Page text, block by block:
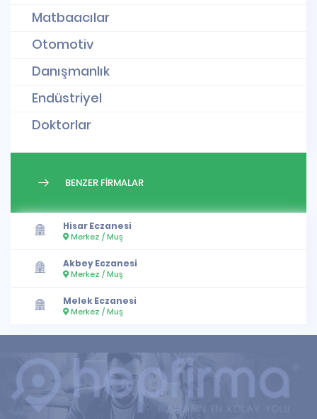
Matbaacılar
Otomotiv
Danışmanlık
Endüstriyel
Doktorlar
BENZER FİRMALAR
Hisar Eczanesi
Merkez / Muş
Akbey Eczanesi
Merkez / Muş
Melek Eczanesi
Merkez / Muş